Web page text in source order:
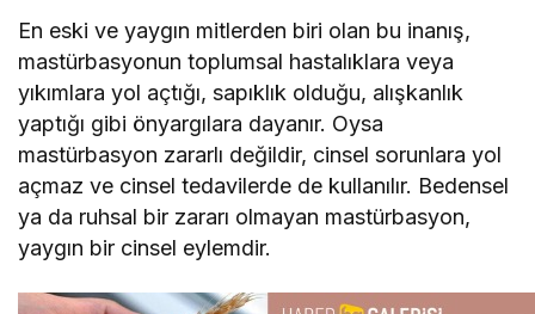
En eski ve yaygın mitlerden biri olan bu inanış,
mastürbasyonun toplumsal hastalıklara veya
yıkımlara yol açtığı, sapıklık olduğu, alışkanlık
yaptığı gibi önyargılara dayanır. Oysa
mastürbasyon zararlı değildir, cinsel sorunlara yol
açmaz ve cinsel tedavilerde de kullanılır. Bedensel
ya da ruhsal bir zararı olmayan mastürbasyon,
yaygın bir cinsel eylemdir.